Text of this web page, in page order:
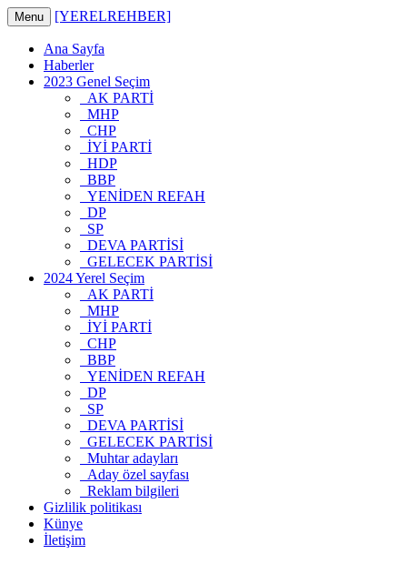
Menu [YERELREHBER]
Ana Sayfa
Haberler
2023 Genel Seçim
AK PARTİ
MHP
CHP
İYİ PARTİ
HDP
BBP
YENİDEN REFAH
DP
SP
DEVA PARTİSİ
GELECEK PARTİSİ
2024 Yerel Seçim
AK PARTİ
MHP
İYİ PARTİ
CHP
BBP
YENİDEN REFAH
DP
SP
DEVA PARTİSİ
GELECEK PARTİSİ
Muhtar adayları
Aday özel sayfası
Reklam bilgileri
Gizlilik politikası
Künye
İletişim